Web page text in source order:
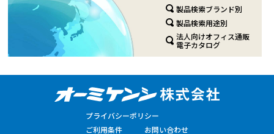
製品検索ブランド別
製品検索用途別
法人向けオフィス通販
電子カタログ
プライバシーポリシー
ご利用条件
お問い合わせ